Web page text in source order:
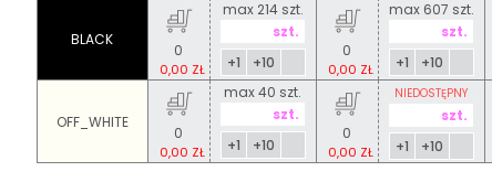
BLACK
OFF_WHITE
0
0,00 ZŁ
max 214 szt.
+1 +10
0
0,00 ZŁ
max 607 szt.
+1 +10
0
0,00 ZŁ
max 40 szt.
+1 +10
0
0,00 ZŁ
NIEDOSTĘPNY
+1 +10